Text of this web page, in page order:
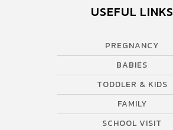
USEFUL LINKS
PREGNANCY
BABIES
TODDLER & KIDS
FAMILY
SCHOOL VISIT